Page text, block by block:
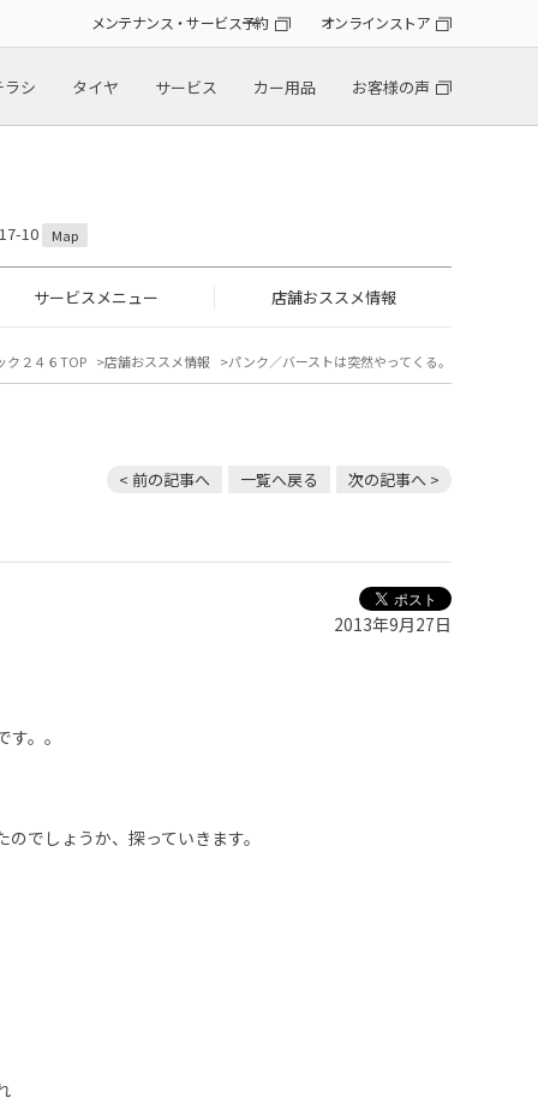
メンテナンス・サービス予約 オンラインストア
シ タイヤ サービス カー用品 お客様の声
10 Map
サービスメニュー 店舗おススメ情報
ク２４６TOP 店舗おススメ情報 パンク／バーストは突然やってくる。
< 前の記事へ 一覧へ戻る 次の記事へ >
2013年9月27日
。。
でしょうか、探っていきます。